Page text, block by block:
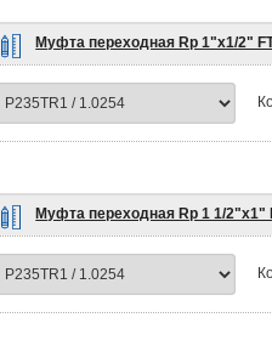
Муфта переходная Rp 1"х1/2"
Муфта переходная Rp 1 1/2"х1"